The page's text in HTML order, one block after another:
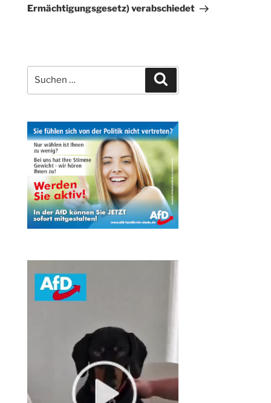
Ermächtigungsgesetz) verabschiedet
nach: